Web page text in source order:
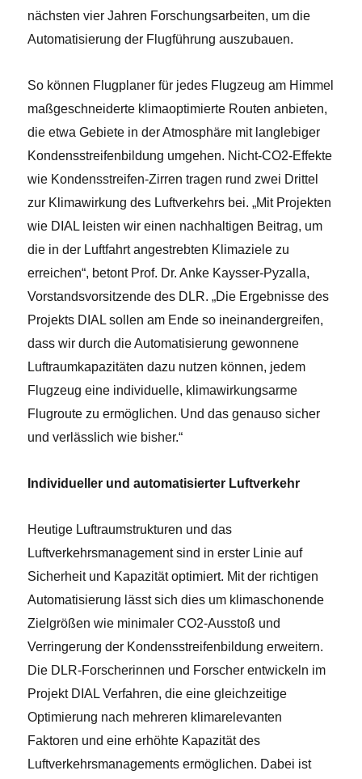
nächsten vier Jahren Forschungsarbeiten, um die
Automatisierung der Flugführung auszubauen.
So können Flugplaner für jedes Flugzeug am Himmel
maßgeschneiderte klimaoptimierte Routen anbieten,
die etwa Gebiete in der Atmosphäre mit langlebiger
Kondensstreifenbildung umgehen. Nicht-CO2-Effekte
wie Kondensstreifen-Zirren tragen rund zwei Drittel
zur Klimawirkung des Luftverkehrs bei. „Mit Projekten
wie DIAL leisten wir einen nachhaltigen Beitrag, um
die in der Luftfahrt angestrebten Klimaziele zu
erreichen“, betont Prof. Dr. Anke Kaysser-Pyzalla,
Vorstandsvorsitzende des DLR. „Die Ergebnisse des
Projekts DIAL sollen am Ende so ineinandergreifen,
dass wir durch die Automatisierung gewonnene
Luftraumkapazitäten dazu nutzen können, jedem
Flugzeug eine individuelle, klimawirkungsarme
Flugroute zu ermöglichen. Und das genauso sicher
und verlässlich wie bisher.“
Individueller und automatisierter Luftverkehr
Heutige Luftraumstrukturen und das
Luftverkehrsmanagement sind in erster Linie auf
Sicherheit und Kapazität optimiert. Mit der richtigen
Automatisierung lässt sich dies um klimaschonende
Zielgrößen wie minimaler CO­2-Ausstoß und
Verringerung der Kondensstreifenbildung erweitern.
Die DLR-Forscherinnen und Forscher entwickeln im
Projekt DIAL Verfahren, die eine gleichzeitige
Optimierung nach mehreren klimarelevanten
Faktoren und eine erhöhte Kapazität des
Luftverkehrsmanagements ermöglichen. Dabei ist